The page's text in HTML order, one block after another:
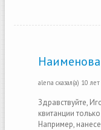
alena сказал(а) 10
Здравствуйте,
квитанции
Например,